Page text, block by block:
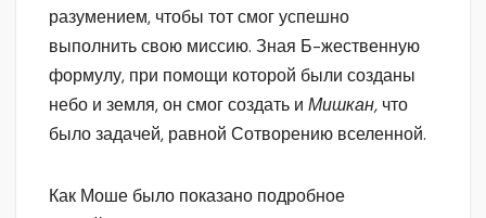
разумением, чтобы тот смог успешно
выполнить свою миссию. Зная Б-жественную
формулу, при помощи которой были созданы
небо и земля, он смог создать и Мишкан, что
было задачей, равной Сотворению вселенной.
Как Моше было показано подробное